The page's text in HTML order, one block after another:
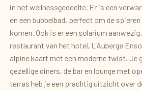
in het wellnessgedeelte. Er is een
en een bubbelbad, perfect om de
komen. Ook is er een solarium
restaurant van het hotel, L'Auberge
alpine kaart met een moderne twist. Je
gezellige diners, de bar en lounge met
terras heb je een prachtig uitzicht over